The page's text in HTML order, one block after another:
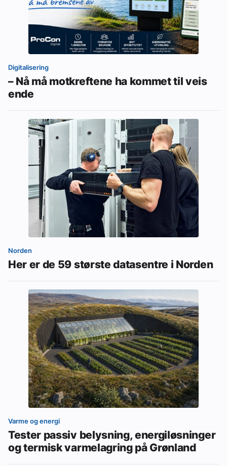
Digitalisering
– Nå må motkreftene ha kommet til veis
ende
Norden
Her er de 59 største datasentre i Norden
Varme og energi
Tester passiv belysning, energiløsninger
og termisk varmelagring på Grønland